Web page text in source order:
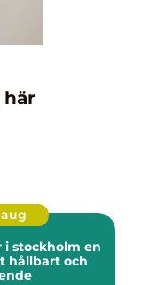
här
en
hållbart och